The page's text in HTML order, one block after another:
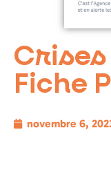
Fiche
novembre 6,